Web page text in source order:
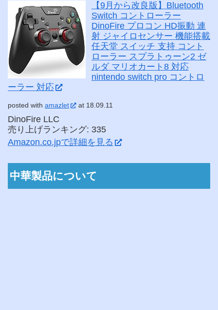
【9月から改良版】Bluetooth
Switch コントローラー
DinoFire プロコン HD振動 連
射 ジャイロセンサー 機能搭載
任天堂 スイッチ 支持 コント
ローラー スプラトゥーン2 ゼ
ルダ マリオカート8 対応
nintendo switch pro コントロ
ーラー 対応
posted with amazlet at 18.09.11
DinoFire LLC
売り上げランキング: 335
Amazon.co.jpで詳細を見る
中華製品について